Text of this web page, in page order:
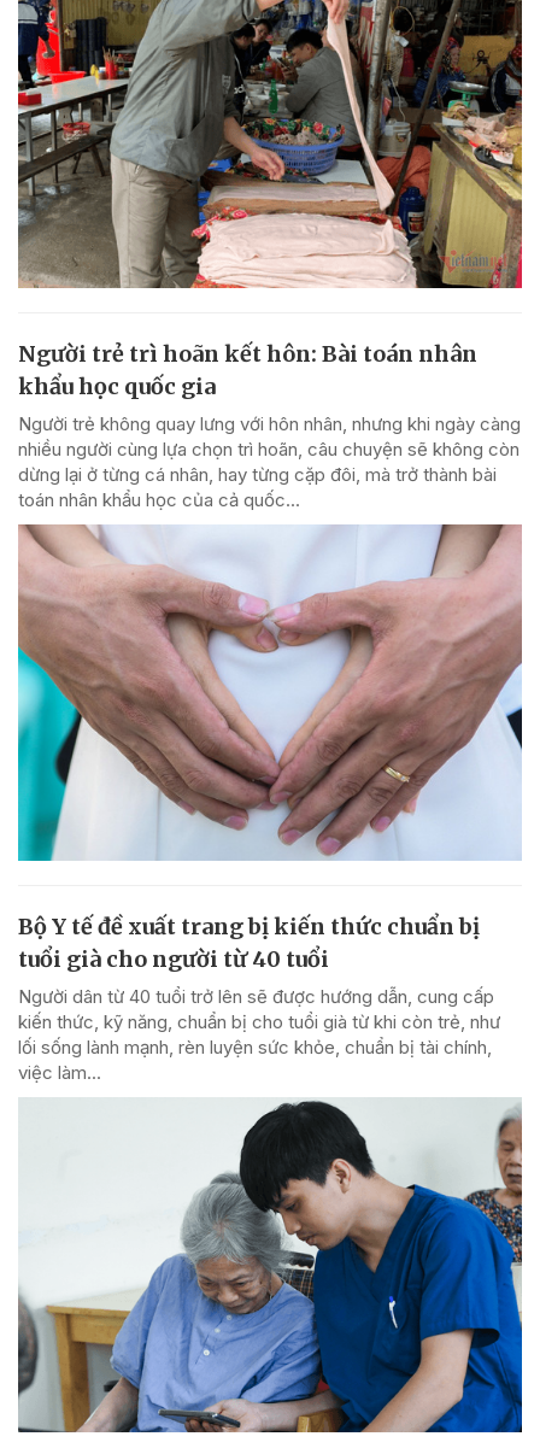
Người trẻ trì hoãn kết hôn: Bài toán nhân
khẩu học quốc gia
Người trẻ không quay lưng với hôn nhân, nhưng khi ngày càng
nhiều người cùng lựa chọn trì hoãn, câu chuyện sẽ không còn
dừng lại ở từng cá nhân, hay từng cặp đôi, mà trở thành bài
toán nhân khẩu học của cả quốc...
Bộ Y tế đề xuất trang bị kiến thức chuẩn bị
tuổi già cho người từ 40 tuổi
Người dân từ 40 tuổi trở lên sẽ được hướng dẫn, cung cấp
kiến thức, kỹ năng, chuẩn bị cho tuổi già từ khi còn trẻ, như
lối sống lành mạnh, rèn luyện sức khỏe, chuẩn bị tài chính,
việc làm...